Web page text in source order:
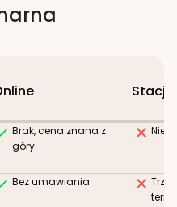
Brak, cena znana z
góry
Bez umawiania